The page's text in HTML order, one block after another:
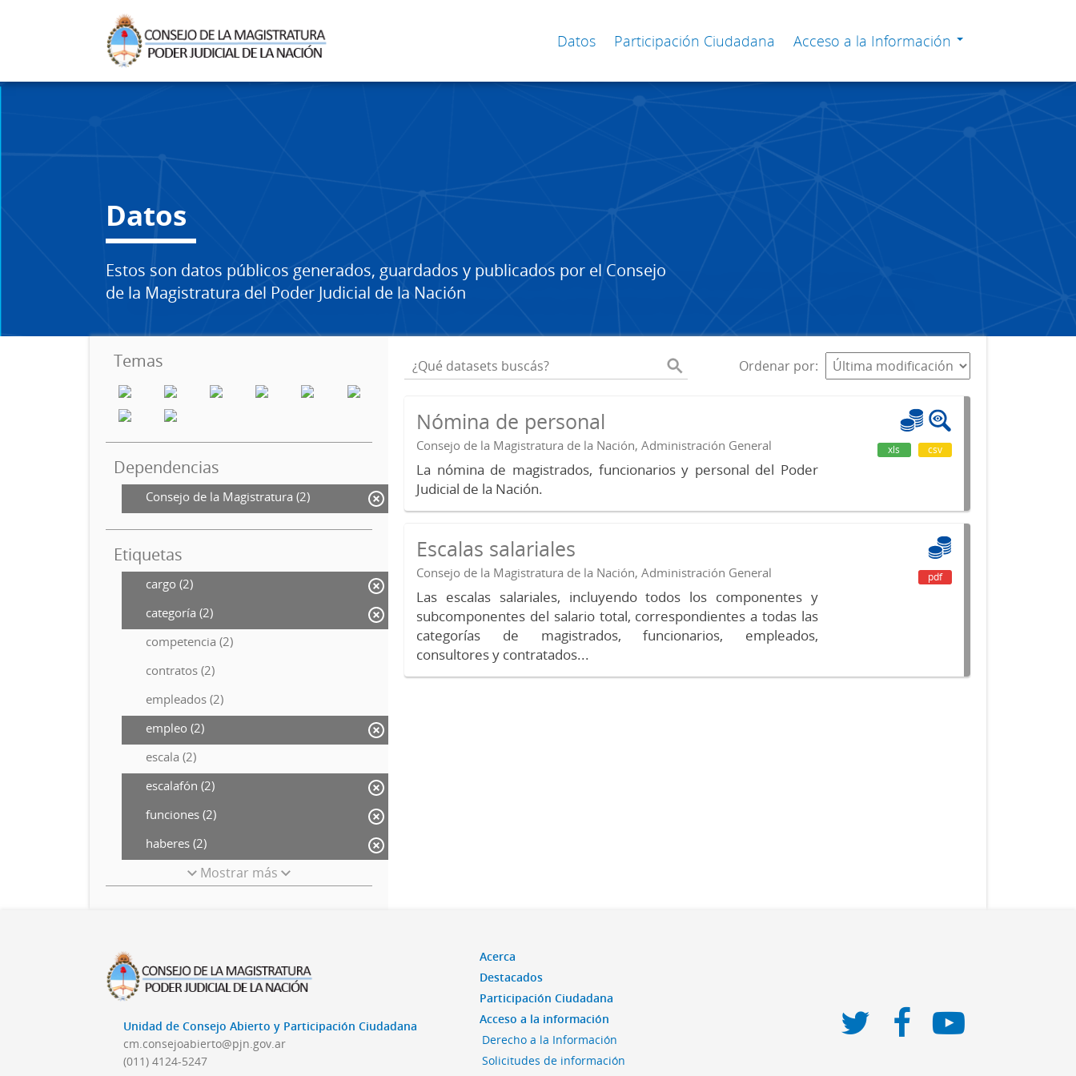
Datos Participación Ciudadana Acceso a la Información
Datos
Estos son datos públicos generados, guardados y publicados por el Consejo
de la Magistratura del Poder Judicial de la Nación
Temas
Dependencias
Consejo de la Magistratura (2)
Etiquetas
cargo (2)
categoría (2)
competencia (2)
contratos (2)
empleados (2)
empleo (2)
escala (2)
escalafón (2)
funciones (2)
haberes (2)
Mostrar más
Ordenar por
Nómina de personal
Consejo de la Magistratura de la Nación, Administración General
La nómina de magistrados, funcionarios y personal del Poder
Judicial de la Nación.
xls csv
Escalas salariales
Consejo de la Magistratura de la Nación, Administración General
Las escalas salariales, incluyendo todos los componentes y
subcomponentes del salario total, correspondientes a todas las
categorías de magistrados, funcionarios, empleados,
consultores y contratados...
pdf
Unidad de Consejo Abierto y Participación Ciudadana
cm.consejoabierto@pjn.gov.ar
(011) 4124-5247
Acerca
Destacados
Participación Ciudadana
Acceso a la información
Derecho a la Información
Solicitudes de información